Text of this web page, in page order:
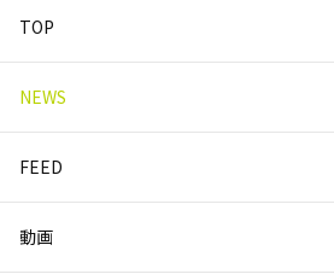
TOP
NEWS
FEED
動画